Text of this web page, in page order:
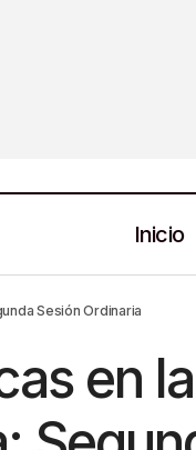
Inicio
Noticias
Sesión Ordinaria
en